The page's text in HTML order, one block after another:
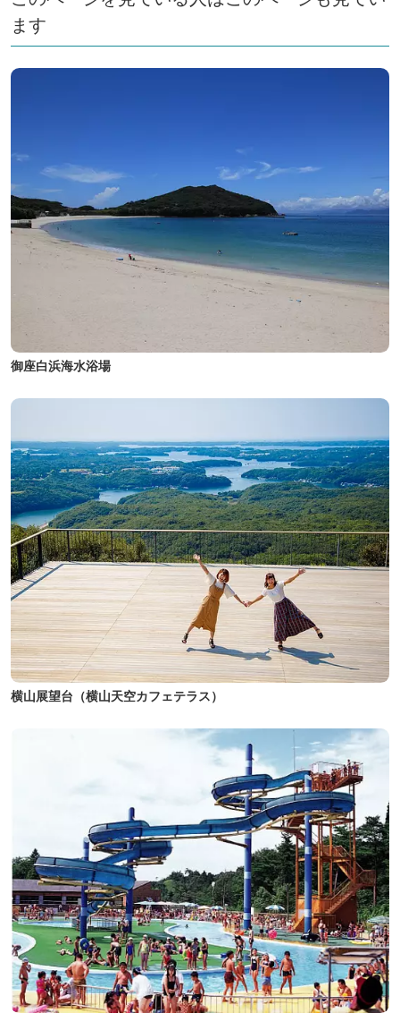
ます
御座白浜海水浴場
横山展望台（横山天空カフェテラス）